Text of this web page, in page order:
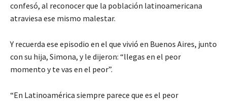
confesó, al reconocer que la población latinoamericana
atraviesa ese mismo malestar.
Y recuerda ese episodio en el que vivió en Buenos Aires, junto
con su hija, Simona, y le dijeron: “llegas en el peor
momento y te vas en el peor”.
“En Latinoamérica siempre parece que es el peor